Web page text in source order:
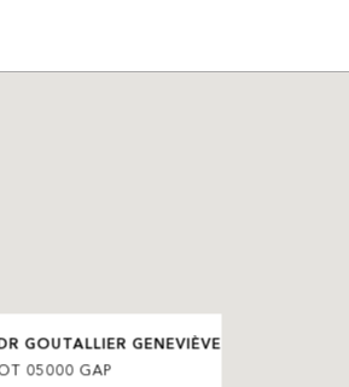
GOUTALLIER GENEVIÈVE
05000 GAP